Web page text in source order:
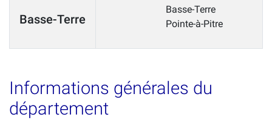
Basse-Terre
Basse-Terre
Pointe-à-Pitre
Informations générales du
département